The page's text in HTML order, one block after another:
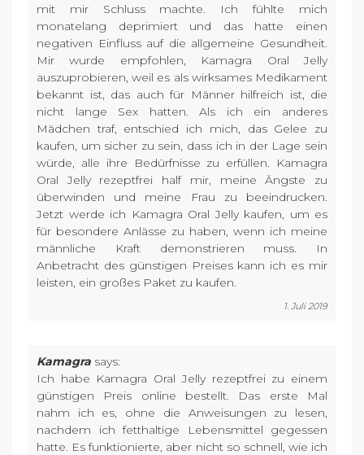
mit mir Schluss machte. Ich fühlte mich
monatelang deprimiert und das hatte einen
negativen Einfluss auf die allgemeine Gesundheit.
Mir wurde empfohlen, Kamagra Oral Jelly
auszuprobieren, weil es als wirksames Medikament
bekannt ist, das auch für Männer hilfreich ist, die
nicht lange Sex hatten. Als ich ein anderes
Mädchen traf, entschied ich mich, das Gelee zu
kaufen, um sicher zu sein, dass ich in der Lage sein
würde, alle ihre Bedürfnisse zu erfüllen. Kamagra
Oral Jelly rezeptfrei half mir, meine Ängste zu
überwinden und meine Frau zu beeindrucken.
Jetzt werde ich Kamagra Oral Jelly kaufen, um es
für besondere Anlässe zu haben, wenn ich meine
männliche Kraft demonstrieren muss. In
Anbetracht des günstigen Preises kann ich es mir
leisten, ein großes Paket zu kaufen.
1. Juli 2019
Kamagra says:
Ich habe Kamagra Oral Jelly rezeptfrei zu einem
günstigen Preis online bestellt. Das erste Mal
nahm ich es, ohne die Anweisungen zu lesen,
nachdem ich fetthaltige Lebensmittel gegessen
hatte. Es funktionierte, aber nicht so schnell, wie ich